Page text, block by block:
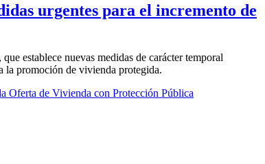
urgentes para el incremento de
establece nuevas medidas de carácter temporal
la promoción de vivienda protegida.
Oferta de Vivienda con Protección Pública